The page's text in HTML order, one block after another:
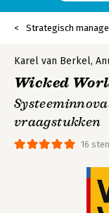
Strategisch
16
Karel van Berkel,
Wicked
vraagstukken